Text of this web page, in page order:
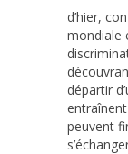
d’hier,
mondiale
départir
peuvent